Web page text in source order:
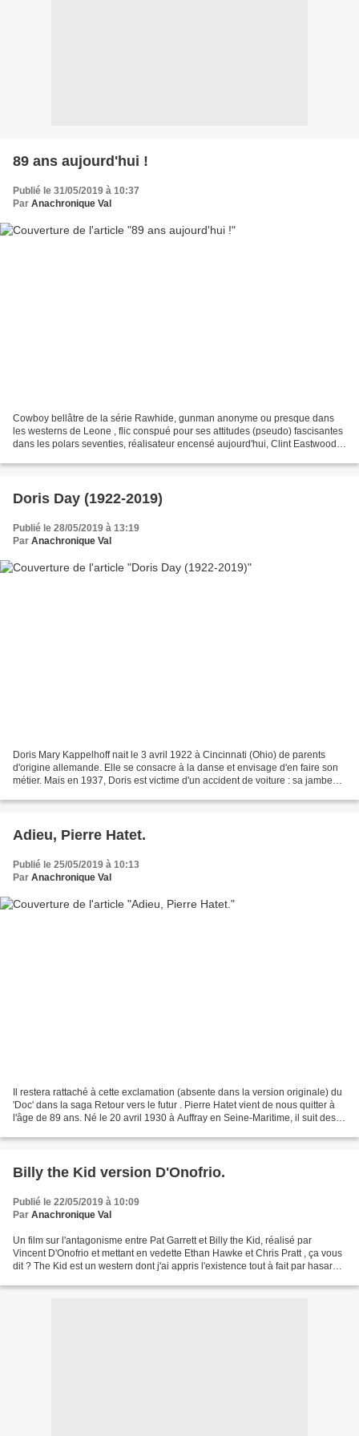
89 ans aujourd'hui !
Publié le 31/05/2019 à 10:37
Par Anachronique Val
Cowboy bellâtre de la série Rawhide, gunman anonyme ou presque dans
les westerns de Leone , flic conspué pour ses attitudes (pseudo) fascisantes
dans les polars seventies, réalisateur encensé aujourd'hui, Clint Eastwood
Doris Day (1922-2019)
Publié le 28/05/2019 à 13:19
Par Anachronique Val
Doris Mary Kappelhoff nait le 3 avril 1922 à Cincinnati (Ohio) de parents
d'origine allemande. Elle se consacre à la danse et envisage d'en faire son
métier. Mais en 1937, Doris est victime d'un accident de voiture : sa jambe
Adieu, Pierre Hatet.
Publié le 25/05/2019 à 10:13
Par Anachronique Val
Il restera rattaché à cette exclamation (absente dans la version originale) du
'Doc' dans la saga Retour vers le futur . Pierre Hatet vient de nous quitter à
l'âge de 89 ans. Né le 20 avril 1930 à Auffray en Seine-Maritime, il suit des
Billy the Kid version D'Onofrio.
Publié le 22/05/2019 à 10:09
Par Anachronique Val
Un film sur l'antagonisme entre Pat Garrett et Billy the Kid, réalisé par
Vincent D'Onofrio et mettant en vedette Ethan Hawke et Chris Pratt , ça vous
dit ? The Kid est un western dont j'ai appris l'existence tout à fait par hasard,